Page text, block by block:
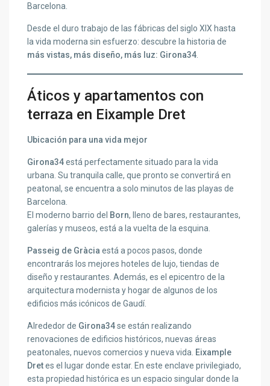
Barcelona.
Desde el duro trabajo de las fábricas del siglo XIX hasta
la vida moderna sin esfuerzo: descubre la historia de
más vistas, más diseño, más luz: Girona34
Áticos y apartamentos con
terraza en Eixample Dret
Ubicación para una vida mejor
Girona34está perfectamente situado para la vida
urbana. Su tranquila calle, que pronto se convertirá en
peatonal, se encuentra a solo minutos de las playas de
Barcelona.
El moderno barrio del Born, lleno de bares, restaurantes,
galerías y museos, está a la vuelta de la esquina.
Passeig de Gràcia está a pocos pasos, donde
encontrarás los mejores hoteles de lujo, tiendas de
diseño y restaurantes. Además, es el epicentro de la
arquitectura modernista y hogar de algunos de los
edificios más icónicos de Gaudí.
Alrededor de Girona34se están realizando
renovaciones de edificios históricos, nuevas áreas
peatonales, nuevos comercios y nueva vida. Eixample
Dretes el lugar donde estar. En este enclave privilegiado,
esta propiedad histórica es un espacio singular donde la